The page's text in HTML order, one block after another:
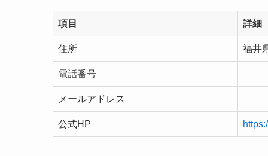
項目 詳細
住所 福井
電話番号
メールアドレス
公式HP